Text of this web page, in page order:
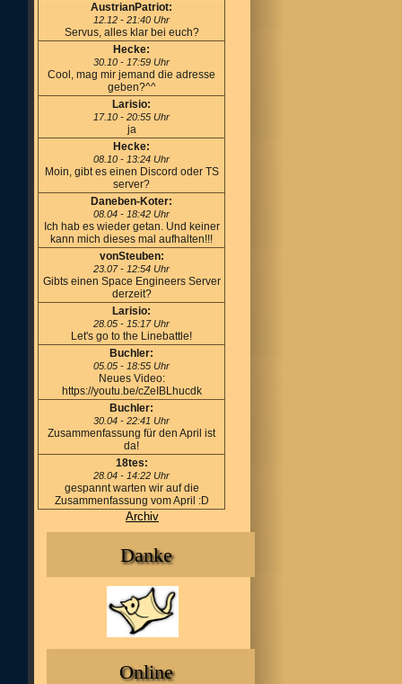
AustrianPatriot:
12.12 - 21:40 Uhr
Servus, alles klar bei euch?
Hecke:
30.10 - 17:59 Uhr
Cool, mag mir jemand die adresse
geben?^^
Larisio:
17.10 - 20:55 Uhr
ja
Hecke:
08.10 - 13:24 Uhr
Moin, gibt es einen Discord oder TS
server?
Daneben-Koter:
08.04 - 18:42 Uhr
Ich hab es wieder getan. Und keiner
kann mich dieses mal aufhalten!!!
vonSteuben:
23.07 - 12:54 Uhr
Gibts einen Space Engineers Server
derzeit?
Larisio:
28.05 - 15:17 Uhr
Let's go to the Linebattle!
Buchler:
05.05 - 18:55 Uhr
Neues Video:
https://youtu.be/cZeIBLhucdk
Buchler:
30.04 - 22:41 Uhr
Zusammenfassung für den April ist
da!
18tes:
28.04 - 14:22 Uhr
gespannt warten wir auf die
Zusammenfassung vom April :D
Archiv
Danke
Online